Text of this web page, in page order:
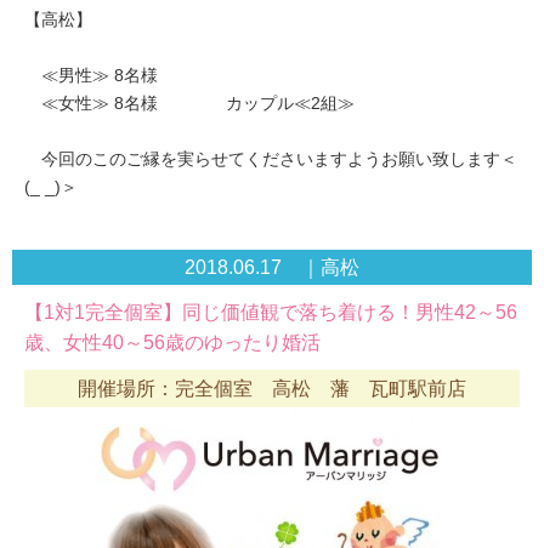
【高松】
≪男性≫ 8名様
≪女性≫ 8名様 カップル≪2組≫
今回のこのご縁を実らせてくださいますようお願い致します＜
(_ _)＞
2018.06.17 ｜高松
【1対1完全個室】同じ価値観で落ち着ける！男性42～56
歳、女性40～56歳のゆったり婚活
開催場所：完全個室 高松 藩 瓦町駅前店